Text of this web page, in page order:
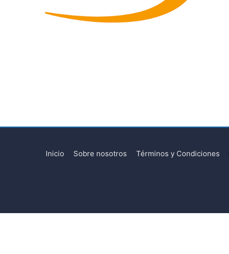
Inicio Sobre nosotros Términos y Condiciones